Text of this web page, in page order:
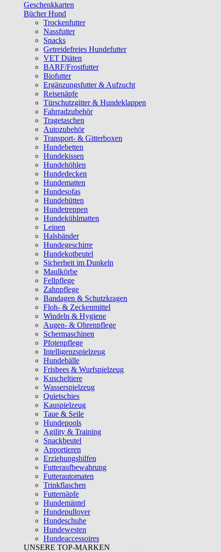
Geschenkkarten
Bücher Hund
Trockenfutter
Nassfutter
Snacks
Getreidefreies Hundefutter
VET Diäten
BARF/Frostfutter
Biofutter
Ergänzungsfutter & Aufzucht
Reisenäpfe
Türschutzgitter & Hundeklappen
Fahrradzubehör
Tragetaschen
Autozubehör
Transport- & Gitterboxen
Hundebetten
Hundekissen
Hundehöhlen
Hundedecken
Hundematten
Hundesofas
Hundehütten
Hundetreppen
Hundekühlmatten
Leinen
Halsbänder
Hundegeschirre
Hundekotbeutel
Sicherheit im Dunkeln
Maulkörbe
Fellpflege
Zahnpflege
Bandagen & Schutzkragen
Floh- & Zeckenmittel
Windeln & Hygiene
Augen- & Ohrenpflege
Schermaschinen
Pfotenpflege
Intelligenzspielzeug
Hundebälle
Frisbees & Wurfspielzeug
Kuscheltiere
Wasserspielzeug
Quietschies
Kauspielzeug
Taue & Seile
Hundepools
Agility & Training
Snackbeutel
Apportieren
Erziehungshilfen
Futteraufbewahrung
Futterautomaten
Trinkflaschen
Futternäpfe
Hundemäntel
Hundepullover
Hundeschuhe
Hundewesten
Hundeaccessoires
UNSERE TOP-MARKEN